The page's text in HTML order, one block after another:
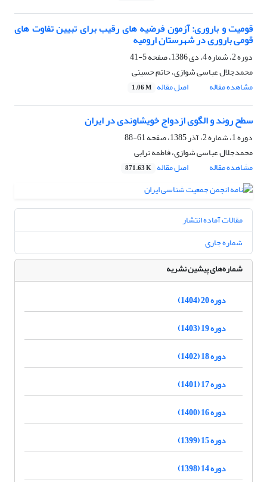
قومیت و باروری: آزمون فرضیه های رقیب برای تبیین تفاوت های
قومی باروری در شهرستان ارومیه
دوره 2، شماره 4، دی 1386، صفحه
5-41
محمدجلال عباسی شوازی، حاتم حسینی
مشاهده مقاله
اصل مقاله 1.06 M
سطح روند و الگوی ازدواج خویشاوندی در ایران
دوره 1، شماره 2، آذر 1385، صفحه
61-88
محمدجلال عباسی شوازی، فاطمه ترابی
مشاهده مقاله
اصل مقاله 871.63 K
مقالات آماده انتشار
شماره جاری
شماره‌های پیشین نشریه
دوره 20 (1404)
دوره 19 (1403)
دوره 18 (1402)
دوره 17 (1401)
دوره 16 (1400)
دوره 15 (1399)
دوره 14 (1398)